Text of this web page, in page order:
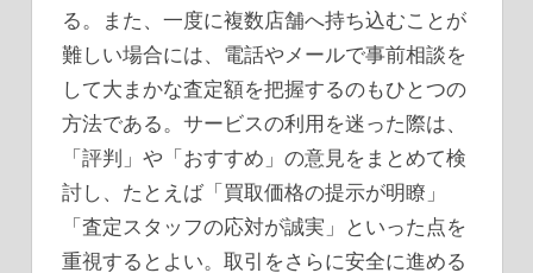
る。また、一度に複数店舗へ持ち込むことが
難しい場合には、電話やメールで事前相談を
して大まかな査定額を把握するのもひとつの
方法である。サービスの利用を迷った際は、
「評判」や「おすすめ」の意見をまとめて検
討し、たとえば「買取価格の提示が明瞭」
「査定スタッフの応対が誠実」といった点を
重視するとよい。取引をさらに安全に進める